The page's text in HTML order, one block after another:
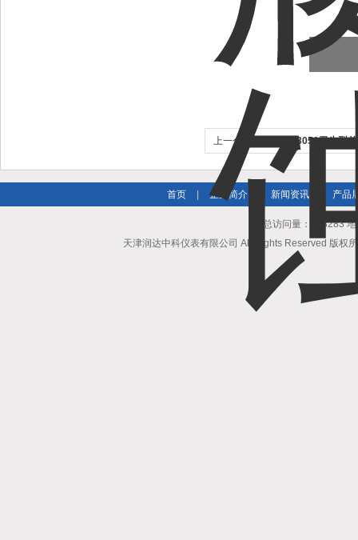
上一个： TRD3351/3051卫生型
首页 企业简介 新闻资讯 产品
总访问量：503283
天津润达中科仪表有限公司 All Rights Reserved 版权